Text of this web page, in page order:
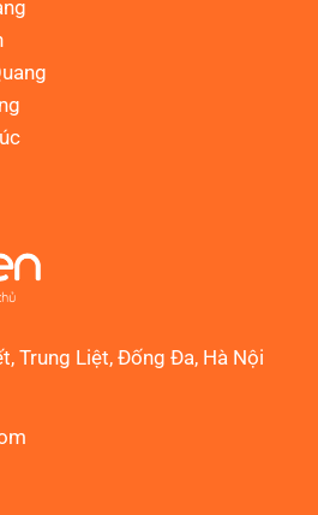
Trung Liệt, Đống Đa, Hà Nội